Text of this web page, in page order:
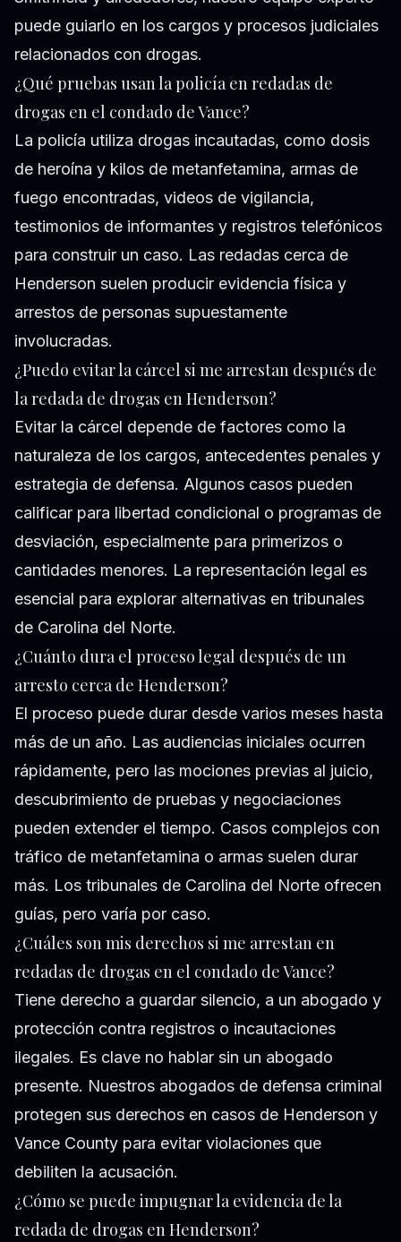
puede guiarlo en los cargos y procesos judiciales
relacionados con drogas.
¿Qué pruebas usan la policía en redadas de
drogas en el condado de Vance?
La policía utiliza drogas incautadas, como dosis
de heroína y kilos de metanfetamina, armas de
fuego encontradas, videos de vigilancia,
testimonios de informantes y registros telefónicos
para construir un caso. Las redadas cerca de
Henderson suelen producir evidencia física y
arrestos de personas supuestamente
involucradas.
¿Puedo evitar la cárcel si me arrestan después de
la redada de drogas en Henderson?
Evitar la cárcel depende de factores como la
naturaleza de los cargos, antecedentes penales y
estrategia de defensa. Algunos casos pueden
calificar para libertad condicional o programas de
desviación, especialmente para primerizos o
cantidades menores. La representación legal es
esencial para explorar alternativas en tribunales
de Carolina del Norte.
¿Cuánto dura el proceso legal después de un
arresto cerca de Henderson?
El proceso puede durar desde varios meses hasta
más de un año. Las audiencias iniciales ocurren
rápidamente, pero las mociones previas al juicio,
descubrimiento de pruebas y negociaciones
pueden extender el tiempo. Casos complejos con
tráfico de metanfetamina o armas suelen durar
más. Los tribunales de Carolina del Norte ofrecen
guías, pero varía por caso.
¿Cuáles son mis derechos si me arrestan en
redadas de drogas en el condado de Vance?
Tiene derecho a guardar silencio, a un abogado y
protección contra registros o incautaciones
ilegales. Es clave no hablar sin un abogado
presente. Nuestros abogados de defensa criminal
protegen sus derechos en casos de Henderson y
Vance County para evitar violaciones que
debiliten la acusación.
¿Cómo se puede impugnar la evidencia de la
redada de drogas en Henderson?